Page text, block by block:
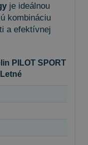
je ideálnou
kombináciu
a efektívnej
PILOT SPORT